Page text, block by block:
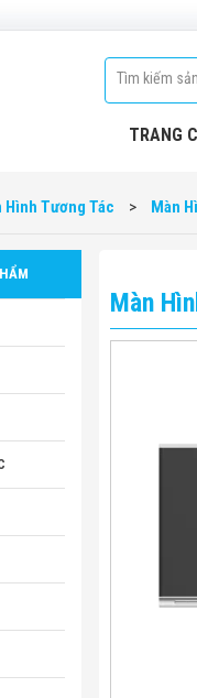
TRANG
Hình Tương Tác > Màn
Màn